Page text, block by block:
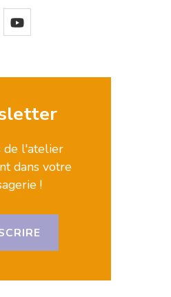
de l'atelier
dans votre
!